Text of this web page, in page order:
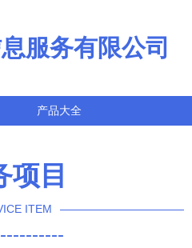
服务有限公司
产品大全
项目
ITEM